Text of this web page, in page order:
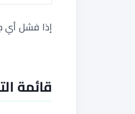
إذا فشل أي
قائمة